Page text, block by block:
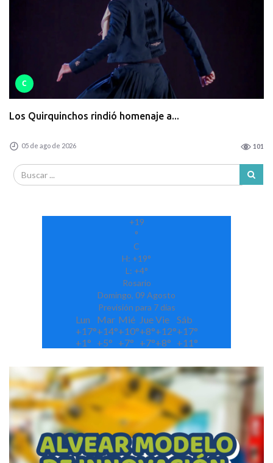
C
Los Quirquinchos rindió homenaje a...
05 de ago de 2026 101
+19
°
C
H: +19°
L: +4°
Rosario
Domingo, 09 Agosto
Previsión para 7 días
Lun Mar Mié JueVie
Sáb
+17°+14°+10°+8°+12°+17°
+1° +5° +7° +7°+8° +11°